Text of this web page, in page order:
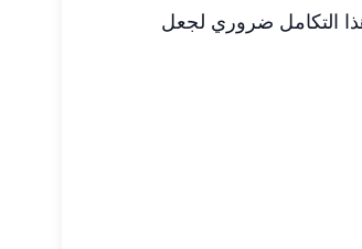
التكامل ضروري لجعل